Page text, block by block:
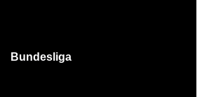
Bundesliga